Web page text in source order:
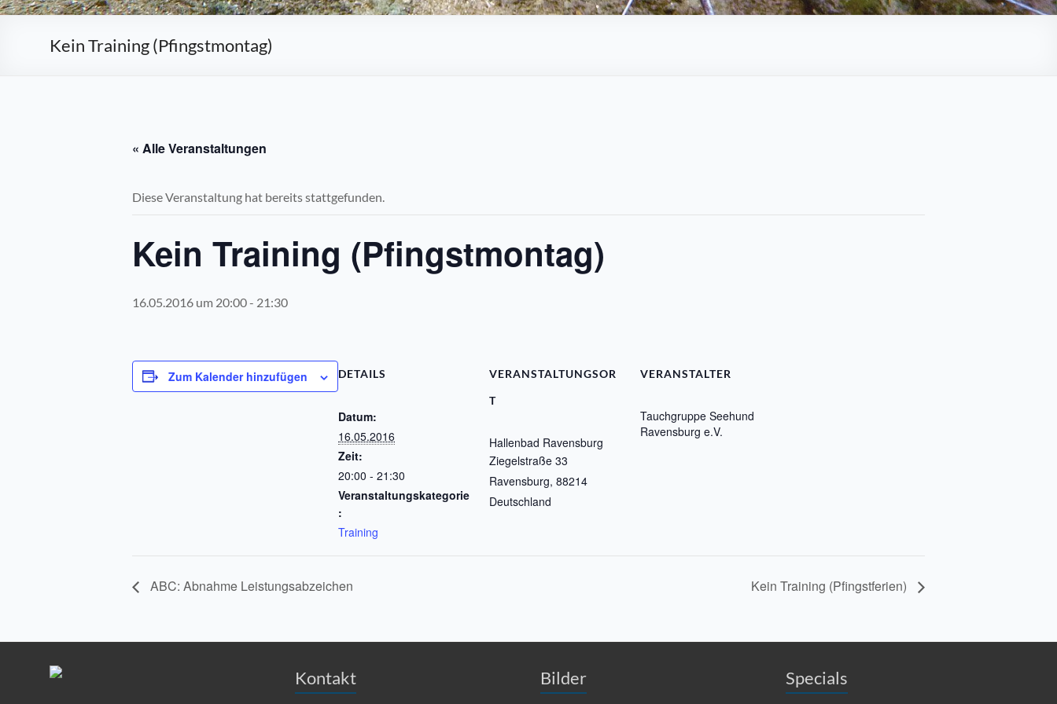
Kein Training (Pfingstmontag)
« Alle Veranstaltungen
Diese Veranstaltung hat bereits stattgefunden.
Kein Training (Pfingstmontag)
16.05.2016 um 20:00- 21:30
Zum Kalender hinzufügen DETAILS
Datum:
16.05.2016
Zeit:
20:00 - 21:30
Veranstaltungskategorie
:
Training
VERANSTALTUNGSOR
T
Hallenbad Ravensburg
Ziegelstraße 33
Ravensburg, 88214
Deutschland
VERANSTALTER
Tauchgruppe Seehund
Ravensburg e.V.
ABC: Abnahme Leistungsabzeichen Kein Training (Pfingstferien)
Kontakt Bilder Specials